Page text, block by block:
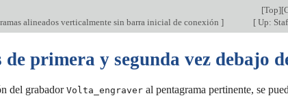
[Top][
alineados verticalmente sin barra inicial de conexión ] [Up:
de primera y segunda vez debajo
del grabador Volta_engraver al pentagrama pertinente, se